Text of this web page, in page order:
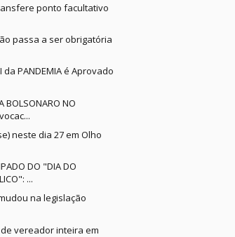
ponto facultativo
passa a ser obrigatória
da PANDEMIA é Aprovado
BOLSONARO NO
neste dia 27 em Olho
DO "DIA DO
...
na legislação
de vereador inteira em